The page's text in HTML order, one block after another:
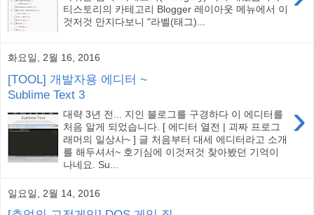
티스토리의 카테고리 Blogger 레이아웃 메뉴에서 이
것저것 만지다보니 "라벨(태그)...
화요일, 2월 16, 2016
[TOOL] 개발자용 에디터 ~
Sublime Text 3
›
대략 3년 전... 지인 블로그를 구경하다 이 에디터를
처음 알게 되었습니다. [ 에디터 열전 | 괴짜 프로그
래머의 일상사~ ] 글 처음부터 대세 에디터라고 소개
를 해두셔서~ 호기심에 이것저것 찾아봤던 기억이
나네요. Su...
일요일, 2월 14, 2016